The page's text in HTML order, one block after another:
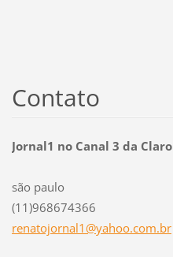
Contato
Jornal1 no Canal 3 da Claro
são paulo
(11)968674366
renatojornal1@yahoo.com.br